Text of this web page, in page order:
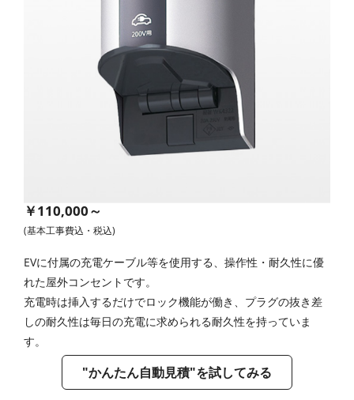
￥110,000～
(基本工事費込・税込)
EVに付属の充電ケーブル等を使用する、操作性・耐久性に優
れた屋外コンセントです。
充電時は挿入するだけでロック機能が働き、プラグの抜き差
しの耐久性は毎日の充電に求められる耐久性を持っていま
す。
"かんたん自動見積"を試してみる